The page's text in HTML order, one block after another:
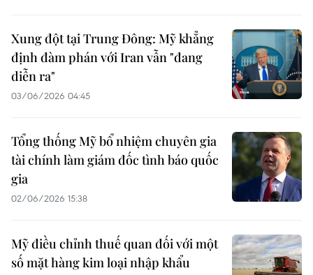
Xung đột tại Trung Đông: Mỹ khẳng
định đàm phán với Iran vẫn "đang
diễn ra"
03/06/2026 04:45
Tổng thống Mỹ bổ nhiệm chuyên gia
tài chính làm giám đốc tình báo quốc
gia
02/06/2026 15:38
Mỹ điều chỉnh thuế quan đối với một
số mặt hàng kim loại nhập khẩu